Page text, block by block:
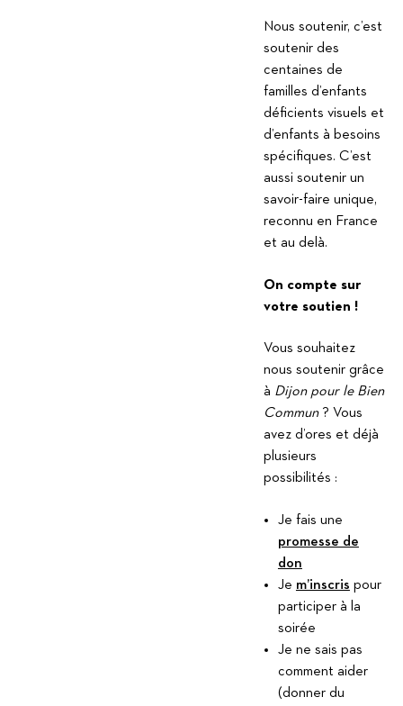
Nous soutenir, c’est
soutenir des
centaines de
familles d’enfants
déficients visuels et
d’enfants à besoins
spécifiques. C’est
aussi soutenir un
savoir-faire unique,
reconnu en France
et au delà.
On compte sur
votre soutien !
Vous souhaitez
nous soutenir grâce
à Dijon pour le Bien
Commun? Vous
avez d’ores et déjà
plusieurs
possibilités :
Je fais une
promesse de
don
Je m’inscris pour
participer à la
soirée
Je ne sais pas
comment aider
(donner du